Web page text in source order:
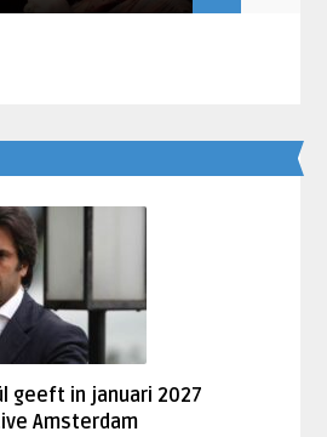
geeft in januari 2027
Amsterdam